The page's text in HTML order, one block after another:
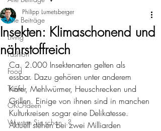
Alle Beiträge
Living
Fashion
Food
Travel
ÖKO-Ideen
Wussten Sie schon...?
Insekten: Klimaschonend und
nährstoffreich
Philipp Lumetsberger
Ca. 2.000 Insektenarten gelten als
essbar. Dazu gehören unter anderem
Käfer, Mehlwürmer, Heuschrecken und
Grillen. Einige von ihnen sind in manchen
Kulturkreisen sogar eine Delikatesse.
Aktuell stehen bei zwei Milliarden